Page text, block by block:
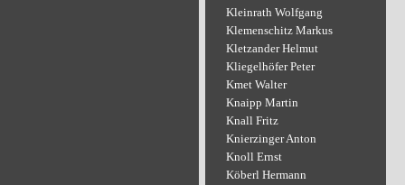
Kleinrath Wolfgang
Klemenschitz Markus
Kletzander Helmut
Kliegelhöfer Peter
Kmet Walter
Knaipp Martin
Knall Fritz
Knierzinger Anton
Knoll Ernst
Köberl Hermann